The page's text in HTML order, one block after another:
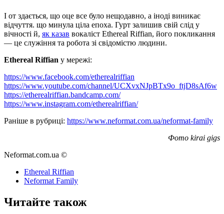
І от здається, що оце все було нещодавно, а іноді виникає
відчуття. що минула ціла епоха. Гурт залишив свій слід у
вічності й, як казав вокаліст Ethereal Riffian, його покликання
— це служіння та робота зі свідомістю людини.
Ethereal Riffian у мережі:
https://www.facebook.com/etherealriffian
https://www.youtube.com/channel/UCXvxNJpBTx9o_ftjD8sAf6w
https://etherealriffian.bandcamp.com/
https://www.instagram.com/etherealriffian/
Раніше в рубриці: https://www.neformat.com.ua/neformat-family
Фото kirai gigs
Neformat.com.ua ©
Ethereal Riffian
Neformat Family
Читайте також